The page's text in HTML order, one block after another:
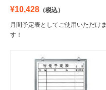
¥10,428 （税込）
月間予定表としてご使用いただけま
す！